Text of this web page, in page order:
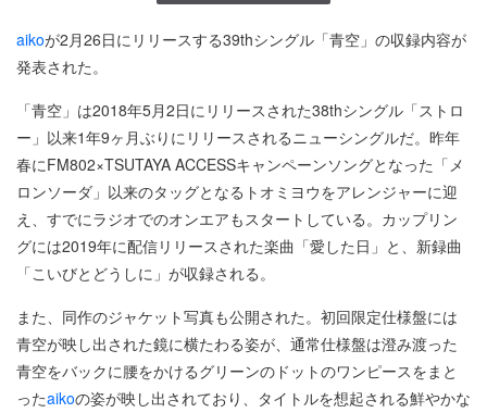
aikoが2月26日にリリースする39thシングル「青空」の収録内容が
発表された。
「青空」は2018年5月2日にリリースされた38thシングル「ストロ
ー」以来1年9ヶ月ぶりにリリースされるニューシングルだ。昨年
春にFM802×TSUTAYA ACCESSキャンペーンソングとなった「メ
ロンソーダ」以来のタッグとなるトオミヨウをアレンジャーに迎
え、すでにラジオでのオンエアもスタートしている。カップリン
グには2019年に配信リリースされた楽曲「愛した日」と、新録曲
「こいびとどうしに」が収録される。
また、同作のジャケット写真も公開された。初回限定仕様盤には
青空が映し出された鏡に横たわる姿が、通常仕様盤は澄み渡った
青空をバックに腰をかけるグリーンのドットのワンピースをまと
ったaikoの姿が映し出されており、タイトルを想起される鮮やかな